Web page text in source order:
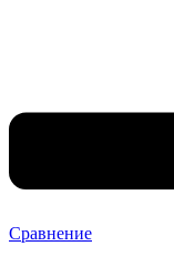
Сравнение